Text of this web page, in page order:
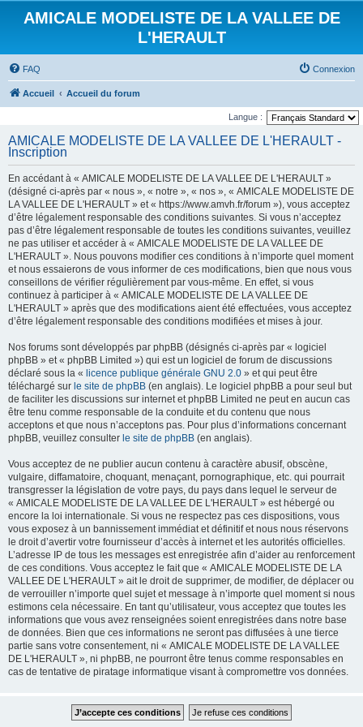
AMICALE MODELISTE DE LA VALLEE DE
L'HERAULT
FAQ Connexion
Accueil Accueil du forum
Langue :
AMICALE MODELISTE DE LA VALLEE DE L'HERAULT -
Inscription
En accédant à « AMICALE MODELISTE DE LA VALLEE DE L'HERAULT »
(désigné ci-après par « nous », « notre », « nos », « AMICALE MODELISTE DE
LA VALLEE DE L'HERAULT » et « https://www.amvh.fr/forum »), vous acceptez
d’être légalement responsable des conditions suivantes. Si vous n’acceptez
pas d’être légalement responsable de toutes les conditions suivantes, veuillez
ne pas utiliser et accéder à « AMICALE MODELISTE DE LA VALLEE DE
L'HERAULT ». Nous pouvons modifier ces conditions à n’importe quel moment
et nous essaierons de vous informer de ces modifications, bien que nous vous
conseillons de vérifier régulièrement par vous-même. En effet, si vous
continuez à participer à « AMICALE MODELISTE DE LA VALLEE DE
L'HERAULT » après que des modifications aient été effectuées, vous acceptez
d’être légalement responsable des conditions modifiées et mises à jour.
Nos forums sont développés par phpBB (désignés ci-après par « logiciel
phpBB » et « phpBB Limited ») qui est un logiciel de forum de discussions
déclaré sous la « licence publique générale GNU 2.0 » et qui peut être
téléchargé sur le site de phpBB (en anglais). Le logiciel phpBB a pour seul but
de faciliter les discussions sur internet et phpBB Limited ne peut en aucun cas
être tenu comme responsable de la conduite et du contenu que nous
acceptons et que nous n’acceptons pas. Pour plus d’informations concernant
phpBB, veuillez consulter le site de phpBB (en anglais).
Vous acceptez de ne publier aucun contenu à caractère abusif, obscène,
vulgaire, diffamatoire, choquant, menaçant, pornographique, etc. qui pourrait
transgresser la législation de votre pays, du pays dans lequel le serveur de
« AMICALE MODELISTE DE LA VALLEE DE L'HERAULT » est hébergé ou
encore la loi internationale. Si vous ne respectez pas ces dispositions, vous
vous exposez à un bannissement immédiat et définitif et nous nous réservons
le droit d’avertir votre fournisseur d’accès à internet et les autorités officielles.
L’adresse IP de tous les messages est enregistrée afin d’aider au renforcement
de ces conditions. Vous acceptez le fait que « AMICALE MODELISTE DE LA
VALLEE DE L'HERAULT » ait le droit de supprimer, de modifier, de déplacer ou
de verrouiller n’importe quel sujet et message à n’importe quel moment si nous
estimons cela nécessaire. En tant qu’utilisateur, vous acceptez que toutes les
informations que vous avez renseignées soient enregistrées dans notre base
de données. Bien que ces informations ne seront pas diffusées à une tierce
partie sans votre consentement, ni « AMICALE MODELISTE DE LA VALLEE
DE L'HERAULT », ni phpBB, ne pourront être tenus comme responsables en
cas de tentative de piratage informatique visant à compromettre vos données.